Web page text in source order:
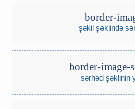
border-
şəkil şəklində
border-image-
sərhəd şəklinin